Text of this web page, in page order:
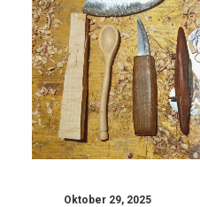
Oktober 29, 2025